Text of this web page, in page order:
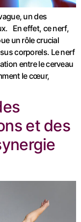
un des
En effet, ce nerf,
un rôle crucial
corporels. Le nerf
entre le cerveau
le cœur,
et des